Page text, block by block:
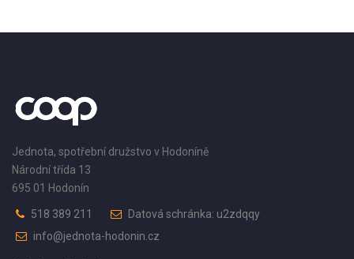
Jednota, spotřební družstvo v Hodoníně
Národní třída 13
695 01 Hodonín
518 389 211
Datová schránka: u2zdqqy
info@jednota-hodonin.cz